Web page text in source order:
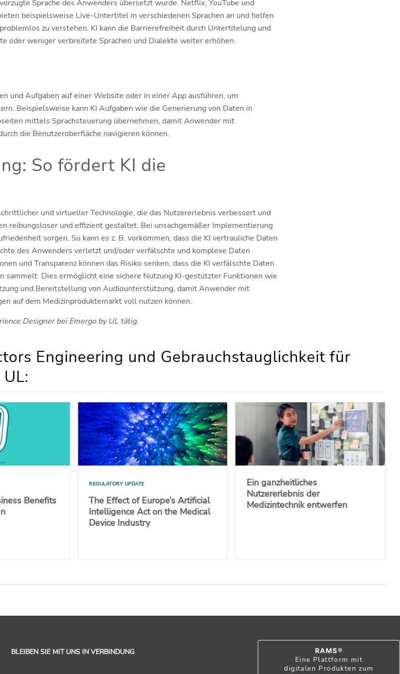
Sprache des Anwenders übersetzt wurde. Netflix, YouTube und
beispielsweise Live-Untertitel in verschiedenen Sprachen an und helfen
zu verstehen. KI kann die Barrierefreiheit durch Untertitelung und
oder weniger verbreitete Sprachen und Dialekte weiter erhöhen.
und Aufgaben auf einer Website oder in einer App ausführen, um
Beispielsweise kann KI Aufgaben wie die Generierung von Daten in
mittels Sprachsteuerung übernehmen, damit Anwender mit
die Benutzeroberfläche navigieren können.
So fördert KI die
und virtueller Technologie, die das Nutzererlebnis verbessert und
reibungsloser und effizient gestaltet. Bei unsachgemäßer Implementierung
sorgen. So kann es z. B. vorkommen, dass die KI vertrauliche Daten
des Anwenders verletzt und/oder verfälschte und komplexe Daten
und Transparenz können das Risiko senken, dass die KI verfälschte Daten
sammelt. Dies ermöglicht eine sichere Nutzung KI-gestützter Funktionen wie
und Bereitstellung von Audiounterstützung, damit Anwender mit
auf dem Medizinproduktemarkt voll nutzen können.
Designer bei Emergo by UL tätig.
Engineering und Gebrauchstauglichkeit für
Benefits
REGULATORY UPDATE
The Effect of Europe’s Artificial
Intelligence Act on the Medical
Device Industry
Ein ganzheitliches
Nutzererlebnis der
Medizintechnik entwerfen
BLEIBEN SIE MIT UNS IN VERBINDUNG RAMS®
Eine Plattform mit
digitalen Produkten zum